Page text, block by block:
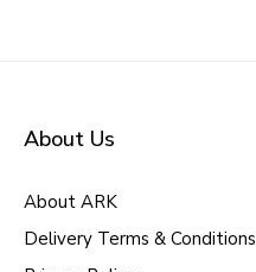
About Us
About ARK
Delivery Terms & Conditions